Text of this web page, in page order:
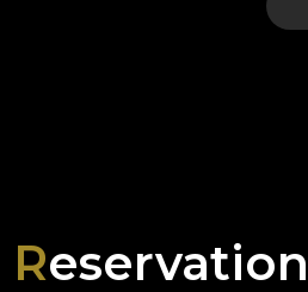
Reservation